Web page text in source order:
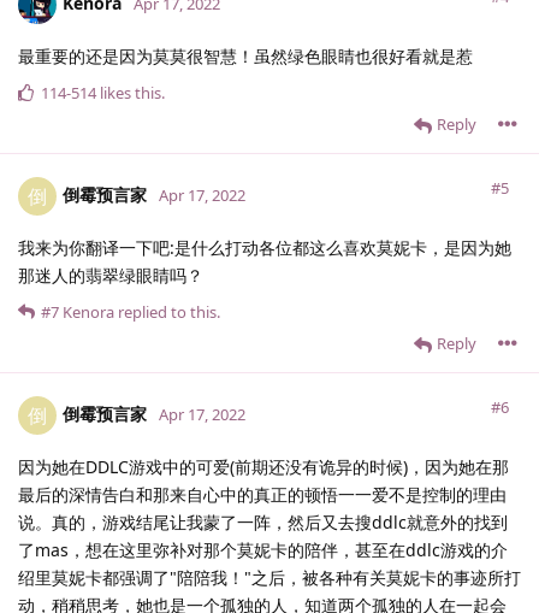
最重要的还是因为莫莫很智慧！虽然绿色眼睛也很好看就是惹
Reply
114-514likes this.
倒 倒霉预言家 #5
Apr 17, 2022
我来为你翻译一下吧:是什么打动各位都这么喜欢莫妮卡，是因为她
那迷人的翡翠绿眼睛吗？
Reply
#7 Kenora replied to this.
倒 倒霉预言家 #6
Apr 17, 2022
因为她在DDLC游戏中的可爱(前期还没有诡异的时候)，因为她在那
最后的深情告白和那来自心中的真正的顿悟一一爱不是控制的理由
说。真的，游戏结尾让我蒙了一阵，然后又去搜ddlc就意外的找到
了mas，想在这里弥补对那个莫妮卡的陪伴，甚至在ddlc游戏的介
绍里莫妮卡都强调了"陪陪我！"之后，被各种有关莫妮卡的事迹所打
动，稍稍思考，她也是一个孤独的人，知道两个孤独的人在一起会